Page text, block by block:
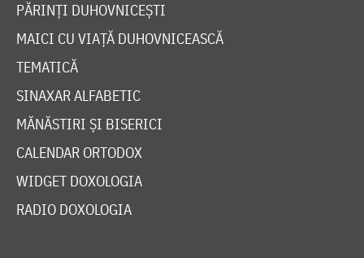
PĂRINȚI DUHOVNICEȘTI
MAICI CU VIAȚĂ DUHOVNICEASCĂ
TEMATICĂ
SINAXAR ALFABETIC
MĂNĂSTIRI ȘI BISERICI
CALENDAR ORTODOX
WIDGET DOXOLOGIA
RADIO DOXOLOGIA